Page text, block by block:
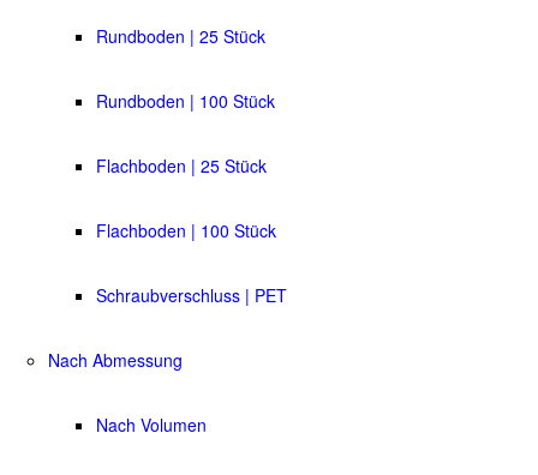
Rundboden | 25 Stück
Rundboden | 100 Stück
Flachboden | 25 Stück
Flachboden | 100 Stück
Schraubverschluss | PET
Nach Abmessung
Nach Volumen